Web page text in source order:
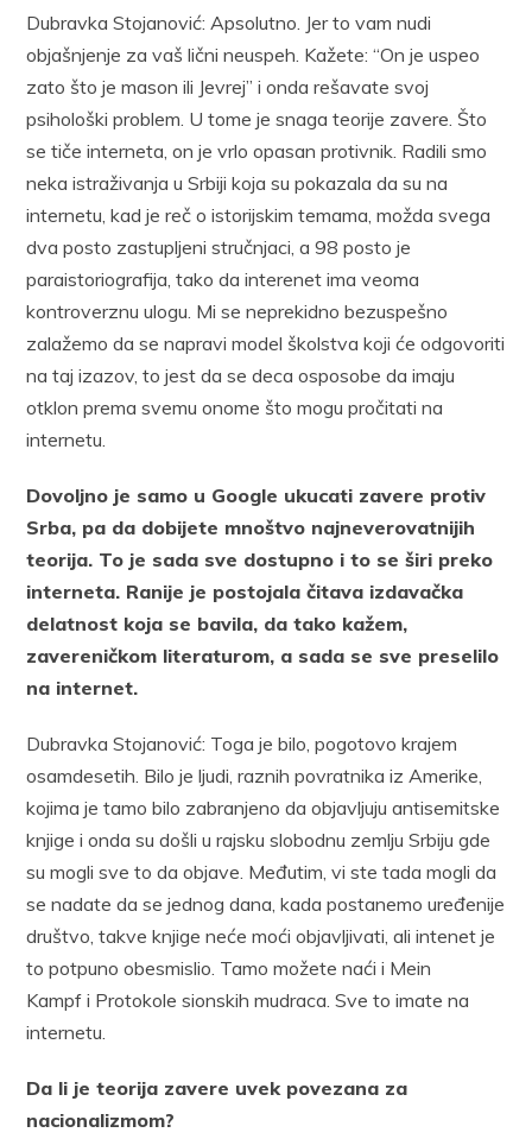
Dubravka Stojanović: Apsolutno. Jer to vam nudi
objašnjenje za vaš lični neuspeh. Kažete: “On je uspeo
zato što je mason ili Jevrej” i onda rešavate svoj
psihološki problem. U tome je snaga teorije zavere. Što
se tiče interneta, on je vrlo opasan protivnik. Radili smo
neka istraživanja u Srbiji koja su pokazala da su na
internetu, kad je reč o istorijskim temama, možda svega
dva posto zastupljeni stručnjaci, a 98 posto je
paraistoriografija, tako da interenet ima veoma
kontroverznu ulogu. Mi se neprekidno bezuspešno
zalažemo da se napravi model školstva koji će odgovoriti
na taj izazov, to jest da se deca osposobe da imaju
otklon prema svemu onome što mogu pročitati na
internetu.
Dovoljno je samo u Google ukucati zavere protiv
Srba, pa da dobijete mnoštvo najneverovatnijih
teorija. To je sada sve dostupno i to se širi preko
interneta. Ranije je postojala čitava izdavačka
delatnost koja se bavila, da tako kažem,
zavereničkom literaturom, a sada se sve preselilo
na internet.
Dubravka Stojanović: Toga je bilo, pogotovo krajem
osamdesetih. Bilo je ljudi, raznih povratnika iz Amerike,
kojima je tamo bilo zabranjeno da objavljuju antisemitske
knjige i onda su došli u rajsku slobodnu zemlju Srbiju gde
su mogli sve to da objave. Međutim, vi ste tada mogli da
se nadate da se jednog dana, kada postanemo uređenije
društvo, takve knjige neće moći objavljivati, ali intenet je
to potpuno obesmislio. Tamo možete naći i Mein
Kampf i Protokole sionskih mudraca. Sve to imate na
internetu.
Da li je teorija zavere uvek povezana za
nacionalizmom?